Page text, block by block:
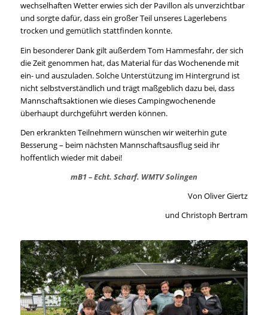
wechselhaften Wetter erwies sich der Pavillon als unverzichtbar
und sorgte dafür, dass ein großer Teil unseres Lagerlebens
trocken und gemütlich stattfinden konnte.
Ein besonderer Dank gilt außerdem Tom Hammesfahr, der sich
die Zeit genommen hat, das Material für das Wochenende mit
ein- und auszuladen. Solche Unterstützung im Hintergrund ist
nicht selbstverständlich und trägt maßgeblich dazu bei, dass
Mannschaftsaktionen wie dieses Campingwochenende
überhaupt durchgeführt werden können.
Den erkrankten Teilnehmern wünschen wir weiterhin gute
Besserung – beim nächsten Mannschaftsausflug seid ihr
hoffentlich wieder mit dabei!
mB1 – Echt. Scharf. WMTV Solingen
Von Oliver Giertz
und Christoph Bertram